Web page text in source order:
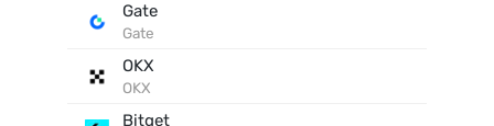
Gate
Gate
OKX
OKX
Bitget